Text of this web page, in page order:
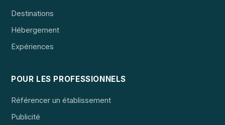
Destinations
Hébergement
Expériences
POUR LES PROFESSIONNELS
Référencer un établissement
Publicité